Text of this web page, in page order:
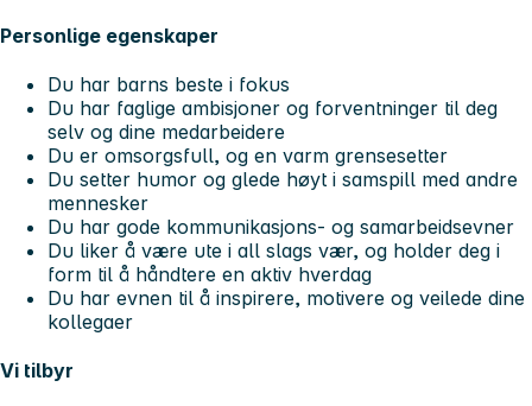
Personlige egenskaper
Du har barns beste i fokus
Du har faglige ambisjoner og forventninger til deg
selv og dine medarbeidere
Du er omsorgsfull, og en varm grensesetter
Du setter humor og glede høyt i samspill med andre
mennesker
Du har gode kommunikasjons- og samarbeidsevner
Du liker å være ute i all slags vær, og holder deg i
form til å håndtere en aktiv hverdag
Du har evnen til å inspirere, motivere og veilede dine
kollegaer
Vi tilbyr